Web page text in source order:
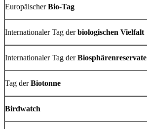
EuropäischerBio-Tag
Internationaler Tag derbiologischen Vielfalt
Internationaler Tag derBiosphärenreservate
Tag derBiotonne
Birdwatch